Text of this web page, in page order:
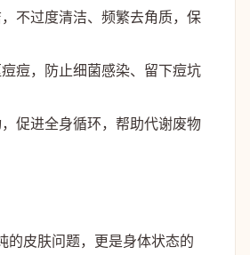
不过度清洁、频繁去角质，保
痘，防止细菌感染、留下痘坑
促进全身循环，帮助代谢废物
的皮肤问题，更是身体状态的